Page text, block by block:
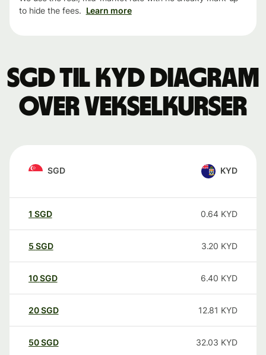
to hide the fees. Learn more
SGD til KYD Diagram
over vekselkurser
SGD KYD
1 SGD 0.64 KYD
5 SGD 3.20 KYD
10SGD 6.40 KYD
20SGD 12.81 KYD
50SGD 32.03 KYD